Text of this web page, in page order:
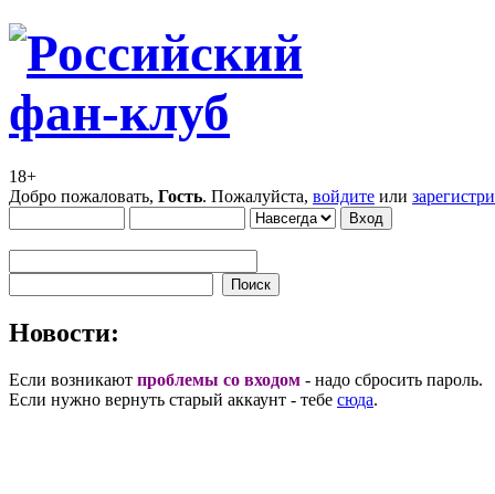
18+
Добро пожаловать, Гость. Пожалуйста, войдите или
Новости:
Если возникают проблемы со входом - надо сбросить пароль.
Если нужно вернуть старый аккаунт - тебе сюда.